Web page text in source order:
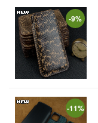
-9%
-11%